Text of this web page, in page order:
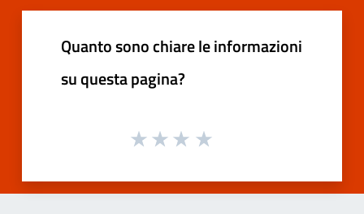
Quanto sono chiare le informazioni
su questa pagina?